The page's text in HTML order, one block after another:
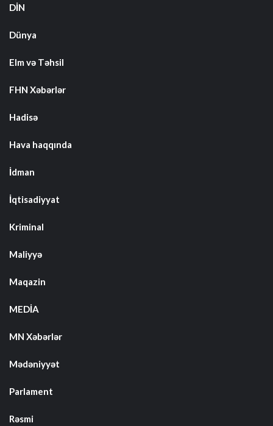
DİN
Dünya
Elm və Təhsil
FHN Xəbərlər
Hadisə
Hava haqqında
İdman
İqtisadiyyat
Kriminal
Maliyyə
Maqazin
MEDİA
MN Xəbərlər
Mədəniyyət
Parlament
Rəsmi